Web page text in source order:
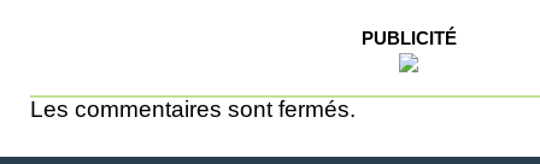
PUBLICITÉ
Les commentaires sont fermés.